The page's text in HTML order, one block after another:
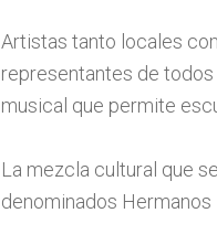
Artistas tanto locales
representantes de todos
musical que permite
La mezcla cultural que
denominados Hermanos